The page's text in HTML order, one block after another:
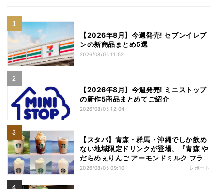
【2026年8月】今週発売! セブンイレブ
ンの新商品まとめ5選
2026/08/05 11:52
【2026年8月】今週発売! ミニストップ
の新作5商品まとめてご紹介
2026/08/05 12:04
【スタバ】青森・群馬・沖縄でしか飲め
ない地域限定ドリンクが登場、『青森 や
だらめぇりんご アーモンドミルク フラ
ペチーノ』など6種を本気レビュー
2026/08/05 09:10 レポート